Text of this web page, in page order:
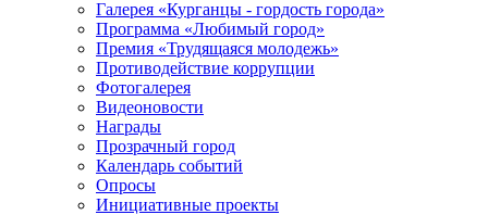
Галерея «Курганцы - гордость города»
Программа «Любимый город»
Премия «Трудящаяся молодежь»
Противодействие коррупции
Фотогалерея
Видеоновости
Награды
Прозрачный город
Календарь событий
Опросы
Инициативные проекты